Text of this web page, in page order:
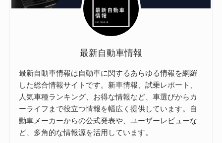
最新自動車情報
最新自動車情報は自動車に関するあらゆる情報を網羅
した総合情報サイトです。新車情報、試乗レポート、
人気車種ランキング、お得な情報など、車選びからカ
ーライフまで役立つ情報を幅広く提供しています。自
動車メーカーからの公式発表や、ユーザーレビューな
ど、多角的な情報源を活用しています。